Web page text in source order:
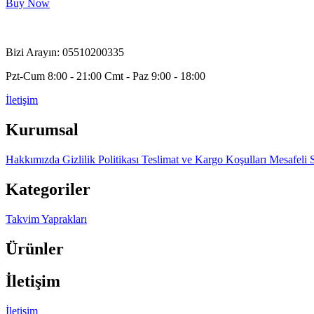
Buy Now
Bizi Arayın: 05510200335
Pzt-Cum 8:00 - 21:00 Cmt - Paz 9:00 - 18:00
İletişim
Kurumsal
Hakkımızda Gizlilik Politikası Teslimat ve Kargo Koşulları Mesafeli
Kategoriler
Takvim Yaprakları
Ürünler
İletişim
İletişim